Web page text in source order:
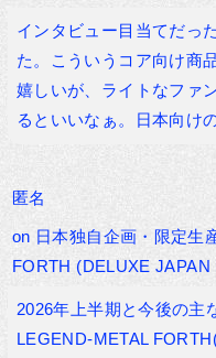
インタビュー目当てだっ
た。こういうコア向け商
嬉しいが、ライトなファ
るといいなぁ。日本向けの
匿名
on 日本独自企画・限定生
FORTH (DELUXE
2026年上半期と今後の主
LEGEND-METAL